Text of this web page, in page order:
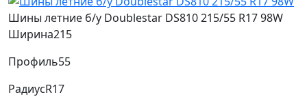
Шины летние б/у Doublestar DS810 215/55 R17 98W
Ширина215
Профиль55
РадиусR17